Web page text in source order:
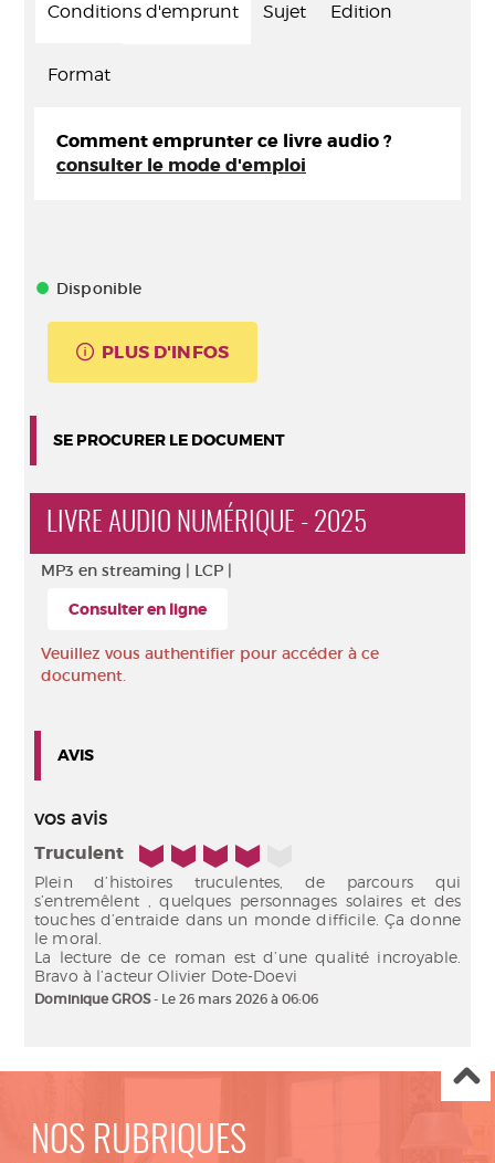
Conditions d'emprunt Sujet Edition
Format
Comment emprunter ce livre audio ?
consulter le mode d'emploi
Disponible
PLUS D'INFOS
SE PROCURER LE DOCUMENT
LIVRE AUDIO NUMÉRIQUE - 2025
MP3 en streaming | LCP |
Consulter en ligne
Veuillez vous authentifier pour accéder à ce
document.
AVIS
vos avis
Truculent 4/5
Plein d’histoires truculentes, de parcours qui
s’entremêlent , quelques personnages solaires et des
touches d’entraide dans un monde difficile. Ça donne
le moral.
La lecture de ce roman est d’une qualité incroyable.
Bravo à l’acteur Olivier Dote-Doevi
Dominique GROS- Le 26 mars 2026 à 06:06
NOS RUBRIQUES